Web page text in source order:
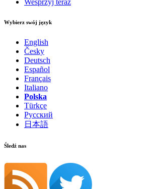
Wybierz swój język
English
Česky
Deutsch
Español
Français
Italiano
Polska
Türkçe
Русский
日本語
Śledź nas